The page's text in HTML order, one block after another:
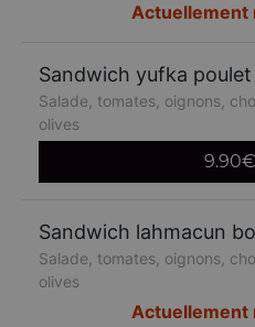
Actuellement
Sandwich yufka poulet
Salade, tomates, oignons,
olives
9.90€
Sandwich lahmacun
Salade, tomates, oignons,
olives
Actuellement